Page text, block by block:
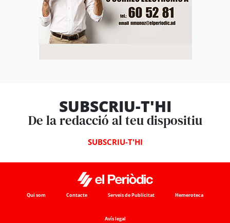
SUBSCRIU-T'HI
De la redacció al teu dispositiu
SUBSCRIU-T'HI
Qui som Contacte Serveis de Publicitat Hemeroteca
Avís legal